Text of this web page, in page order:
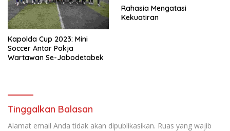
Kapolda Cup 2023: Mini
Soccer Antar Pokja
Wartawan Se-Jabodetabek
Rahasia Mengatasi
Kekuatiran
Tinggalkan Balasan
Alamat email Anda tidak akan dipublikasikan. Ruas yang wajib